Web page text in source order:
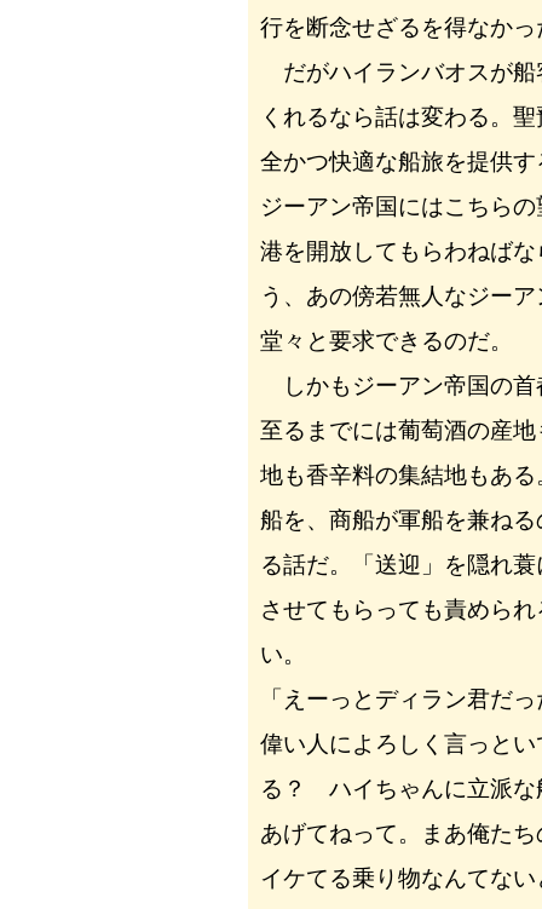
行を断念せざるを得なか
だがハイランバオスが船
くれるなら話は変わる。
全かつ快適な船旅を提供
ジーアン帝国にはこちら
港を開放してもらわねば
う、あの傍若無人なジー
堂々と要求できるのだ。
しかもジーアン帝国の首
至るまでには葡萄酒の産
地も香辛料の集結地もあ
船を、商船が軍船を兼ね
る話だ。「送迎」を隠れ
させてもらっても責めら
い。
「えーっとディラン君だ
偉い人によろしく言っとい
る？ ハイちゃんに立派な
あげてねって。まあ俺た
イケてる乗り物なんてな